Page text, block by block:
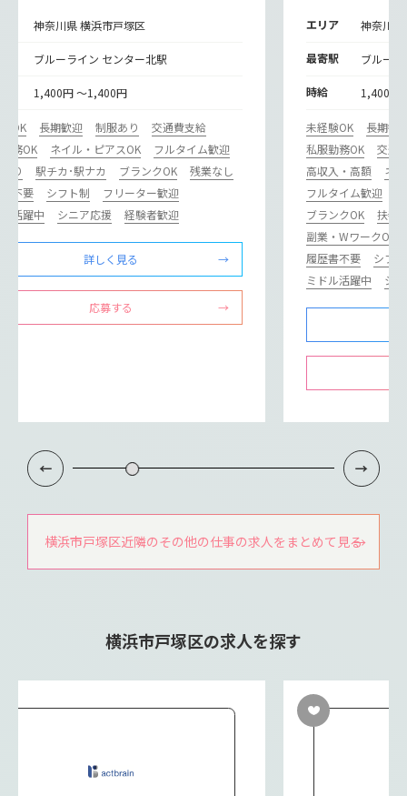
神奈川県 横浜市戸塚区
ブルーライン センター北駅
1,400円 ～1,400円
OK 長期歓迎 制服あり
交通費支給
務OK
ネイル・ピアスOK
フルタイム歓迎
り
駅チカ･駅ナカ ブランクOK
残業なし
不要
シフト制
フリーター歓迎
活躍中
シニア応援 経験者歓迎
詳しく見る
応募する
エリア 神奈川
最寄駅 ブルー
時給 1,400円
未経験OK
長期歓
私服勤務OK
交通
高収入・高額
ネ
フルタイム歓迎
ブランクOK
扶養
副業・WワークOK
履歴書不要
シフ
ミドル活躍中
シ
横浜市戸塚区近隣のその他の仕事の求人をまとめて見る
横浜市戸塚区の求人を探す